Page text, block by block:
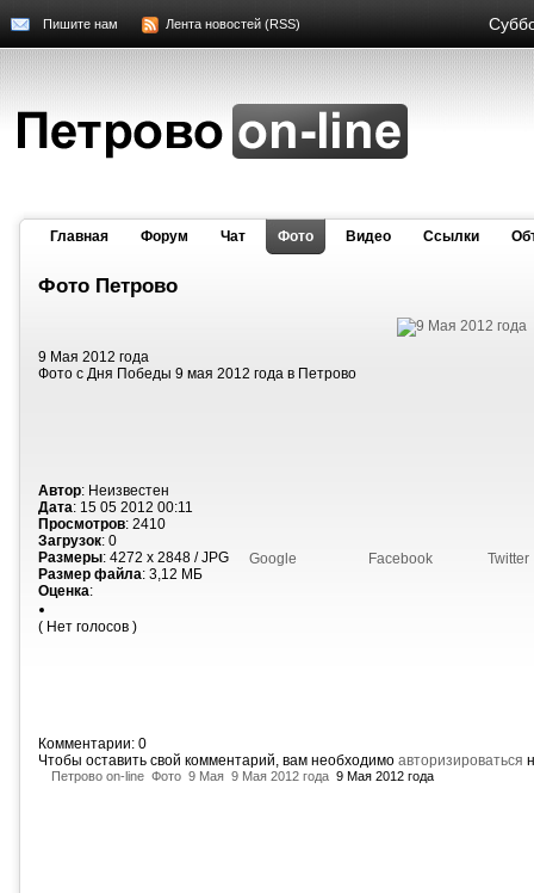
Пишите нам Лента новостей (RSS)
Главная Форум Чат Фото Видео Cсылки
Фото Петрово
9 Мая 2012 года
Фото с Дня Победы 9 мая 2012 года в Петрово
Автор: Неизвестен
Дата: 15 05 2012 00:11
Просмотров: 2410
Загрузок: 0
Размеры: 4272 x 2848 / JPG
Размер файла: 3,12 МБ
Оценка:
( Нет голосов )
Google Facebook Twitter
Комментарии: 0
Чтобы оставить свой комментарий, вам необходимо авторизироваться
Петрово on-line Фото 9 Мая 9 Мая 2012 года 9 Мая 2012 года